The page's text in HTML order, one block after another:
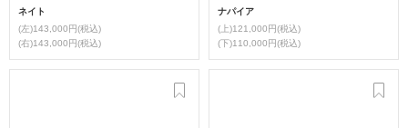
ネイト
(左)143,000円(税込)
(右)143,000円(税込)
ナパイア
(上)121,000円(税込)
(下)110,000円(税込)